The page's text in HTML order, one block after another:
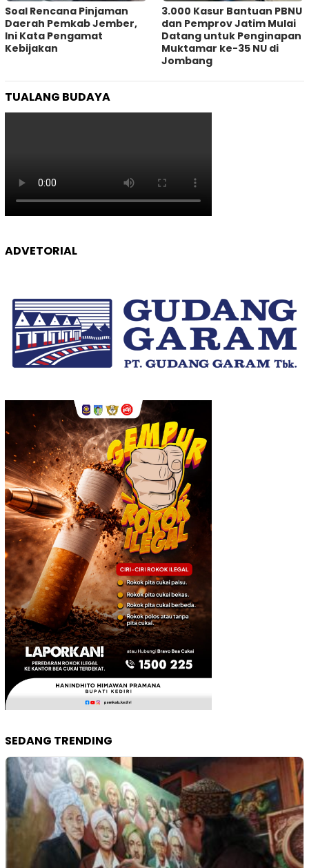
‎Soal Rencana Pinjaman
Daerah Pemkab Jember,
Ini Kata Pengamat
Kebijakan ‎
3.000 Kasur Bantuan PBNU
dan Pemprov Jatim Mulai
Datang untuk Penginapan
Muktamar ke-35 NU di
Jombang
TUALANG BUDAYA
ADVETORIAL
SEDANG TRENDING